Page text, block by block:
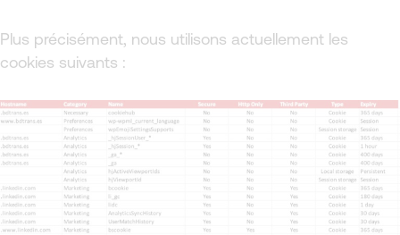
Plus précisément, nous utilisons actuellement les
cookies suivants :